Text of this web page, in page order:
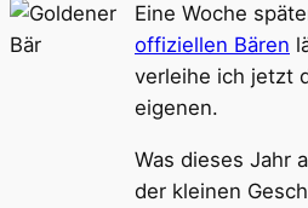
Eine Woche
offiziellen Bären
verleihe ich jetzt
eigenen.
Was dieses Jahr
der kleinen